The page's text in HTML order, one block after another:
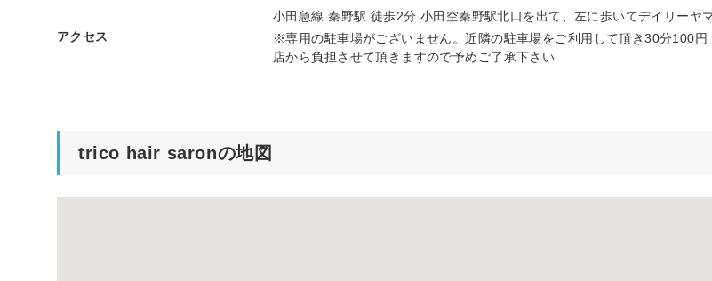
アクセス
小田急線 秦野駅 徒歩2分 小田空秦野駅北口を出て、左に歩いてデイリーヤ
※専用の駐車場がございません。近隣の駐車場をご利用して頂き30分100
店から負担させて頂きますので予めご了承下さい
trico hair saronの地図